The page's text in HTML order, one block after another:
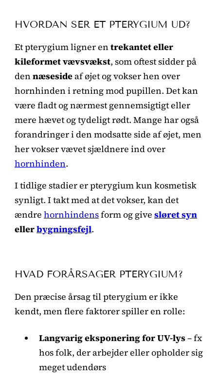
HVORDAN SER ET PTERYGIUM UD?
Et pterygium ligner en trekantet eller
kileformet vævsvækst, som oftest sidder på
den næsesideaf øjet og vokser hen over
hornhinden i retning mod pupillen. Det kan
være fladt og nærmest gennemsigtigt eller
mere hævet og tydeligt rødt. Mange har også
forandringer i den modsatte side af øjet, men
her vokser vævet sjældnere ind over
hornhinden.
I tidlige stadier er pterygium kun kosmetisk
synligt. I takt med at det vokser, kan det
ændre hornhindensform og give sløret syn
ellerbygningsfejl.
HVAD FORÅRSAGER PTERYGIUM?
Den præcise årsag til pterygium er ikke
kendt, men flere faktorer spiller en rolle:
Langvarig eksponering for UV-lys– fx
hos folk, der arbejder eller opholder sig
meget udendørs